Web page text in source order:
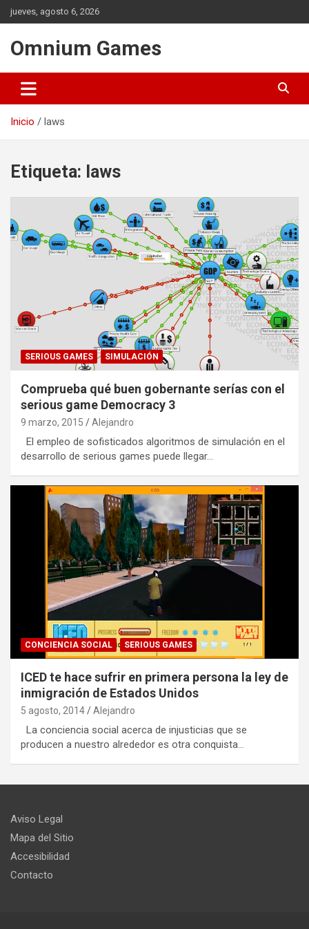
Saltar
al
jueves, agosto 6, 2026
Omnium Games
Inicio laws
Etiqueta: laws
SERIOUS GAMES SIMULACIÓN
Comprueba qué buen gobernante serías con el
serious game Democracy 3
9 marzo, 2015 Alejandro
El empleo de sofisticados algoritmos de simulación en el
desarrollo de serious games puede llegar…
CONCIENCIA SOCIAL SERIOUS GAMES
ICED te hace sufrir en primera persona la ley de
inmigración de Estados Unidos
5 agosto, 2014 Alejandro
La conciencia social acerca de injusticias que se
producen a nuestro alrededor es otra conquista…
Aviso Legal
Mapa del Sitio
Accesibilidad
Contacto